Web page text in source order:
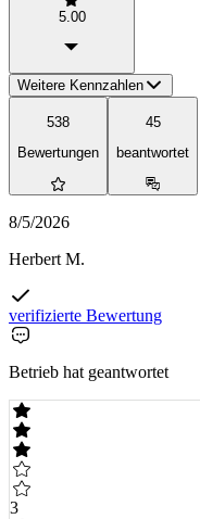
5.00
Weitere Kennzahlen
538
Bewertungen
45
beantwortet
8/5/2026
Herbert M.
verifizierte Bewertung
Betrieb hat geantwortet
3